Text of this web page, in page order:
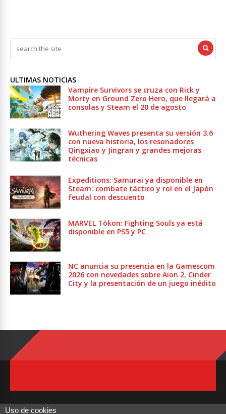
ULTIMAS NOTICIAS
Vampire Survivors se cruza con Rick y
Morty en Ground Zero Hero, que llegará a
consolas y Steam el 20 de agosto
Wuthering Waves presenta su versión 3.6
con nueva historia, los resonadores
Qingxiao y Jingran y grandes mejoras
técnicas
Expeditions: Samurai ya disponible en
Steam: combate táctico y rol en el Japón
feudal con descuento
MARVEL Tōkon: Fighting Souls ya está
disponible en PS5 y PC
NC anuncia su presencia en la Gamescom
2026 con novedades sobre Aion 2, Cinder
City y la presentación de un juego inédito
Uso de cookies